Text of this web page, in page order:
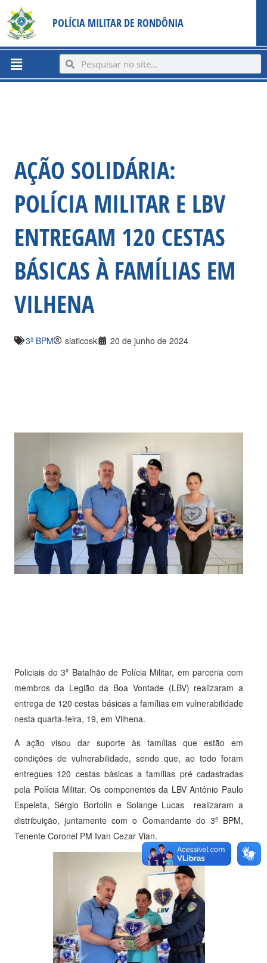
content
para
conteúdo
POLÍCIA MILITAR DE RONDÔNIA
Menu SearchSearch
AÇÃO SOLIDÁRIA:
POLÍCIA MILITAR E LBV
ENTREGAM 120 CESTAS
BÁSICAS À FAMÍLIAS EM
VILHENA
3º BPM siaticoski 20 de junho de 2024
Policiais do 3º Batalhão de Polícia Militar, em parceria com
membros da Legião da Boa Vontade (LBV) realizaram a
entrega de 120 cestas básicas a famílias em vulnerabilidade
nesta quarta-feira, 19, em Vilhena.
A ação visou dar suporte às famílias que estão em
condições de vulnerabilidade, sendo que, ao todo foram
entregues 120 cestas básicas a famílias pré cadastradas
pela Polícia Militar. Os componentes da LBV Antônio Paulo
Espeleta, Sérgio Bortolin e Solange Lucas realizaram a
distribuição, juntamente com o Comandante do 3º BPM,
Tenente Coronel PM Ivan Cezar Vian.